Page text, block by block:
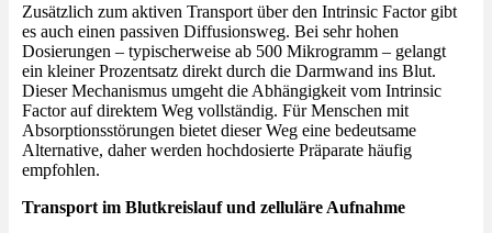
Zusätzlich zum aktiven Transport über den Intrinsic Factor gibt
es auch einen passiven Diffusionsweg. Bei sehr hohen
Dosierungen – typischerweise ab 500 Mikrogramm – gelangt
ein kleiner Prozentsatz direkt durch die Darmwand ins Blut.
Dieser Mechanismus umgeht die Abhängigkeit vom Intrinsic
Factor auf direktem Weg vollständig. Für Menschen mit
Absorptionsstörungen bietet dieser Weg eine bedeutsame
Alternative, daher werden hochdosierte Präparate häufig
empfohlen.
Transport im Blutkreislauf und zelluläre Aufnahme